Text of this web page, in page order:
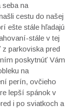
seba na
cestu do našej
ešte stále hľadajú
stále v tej
parkoviska pred
poskytnúť Vám
na
perín, ovčieho
lepší spánok v
i po sviatkoch a